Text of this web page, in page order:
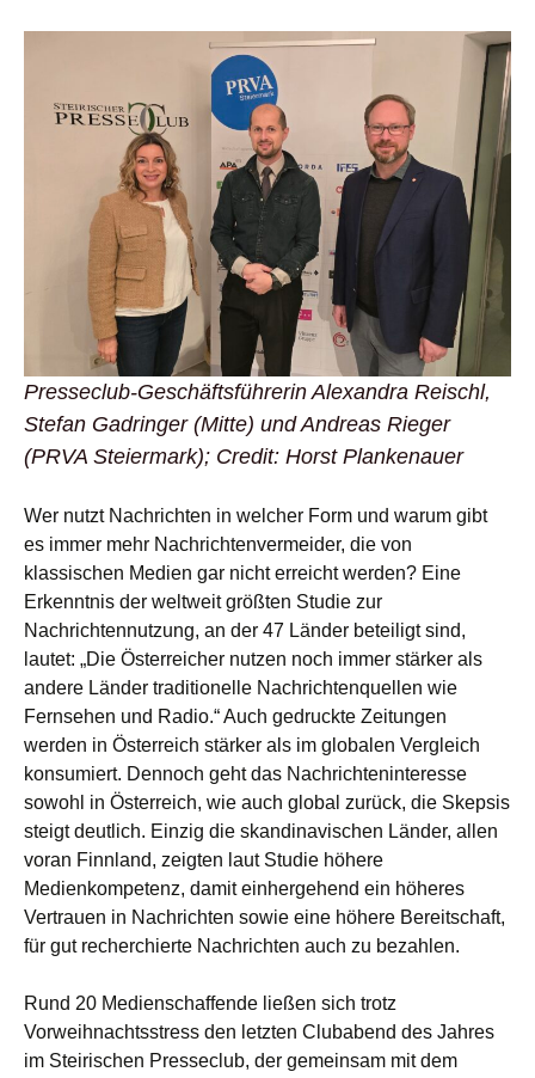
Presseclub-Geschäftsführerin Alexandra Reischl,
Stefan Gadringer (Mitte) und Andreas Rieger
(PRVA Steiermark); Credit: Horst Plankenauer
Wer nutzt Nachrichten in welcher Form und warum gibt
es immer mehr Nachrichtenvermeider, die von
klassischen Medien gar nicht erreicht werden? Eine
Erkenntnis der weltweit größten Studie zur
Nachrichtennutzung, an der 47 Länder beteiligt sind,
lautet: „Die Österreicher nutzen noch immer stärker als
andere Länder traditionelle Nachrichtenquellen wie
Fernsehen und Radio.“ Auch gedruckte Zeitungen
werden in Österreich stärker als im globalen Vergleich
konsumiert. Dennoch geht das Nachrichteninteresse
sowohl in Österreich, wie auch global zurück, die Skepsis
steigt deutlich. Einzig die skandinavischen Länder, allen
voran Finnland, zeigten laut Studie höhere
Medienkompetenz, damit einhergehend ein höheres
Vertrauen in Nachrichten sowie eine höhere Bereitschaft,
für gut recherchierte Nachrichten auch zu bezahlen.
Rund 20 Medienschaffende ließen sich trotz
Vorweihnachtsstress den letzten Clubabend des Jahres
im Steirischen Presseclub, der gemeinsam mit dem